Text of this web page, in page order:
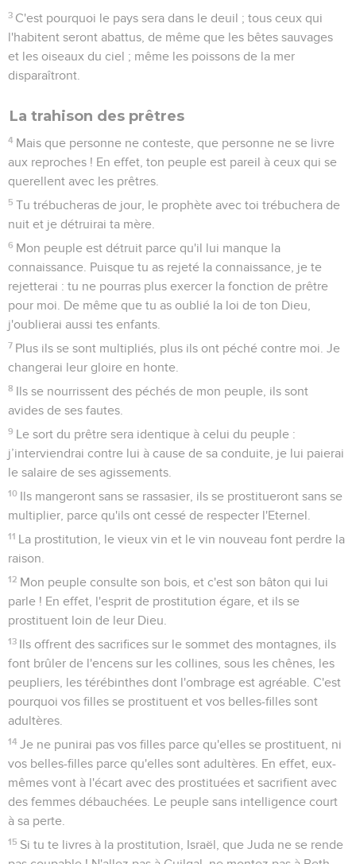
Osée 3
Mise à l'épreuve
L'Eternel m’a dit : « Va encore aimer une femme aimée d'un
amant et adultère ! Aime-la comme l'Eternel aime les
Israélites, alors qu’eux, ils se tournent vers d'autres dieux et
aiment les gâteaux de raisins. »
2 Je l'ai achetée pour 15 pièces d'argent et 330 litres d'orge.
Je lui ai dit : « Tu resteras longtemps à moi, sans te livrer à
la prostitution ni appartenir à aucun homme, et j'agirai de
même envers toi. »
chef, sans sacrifice, sans statue, sans éphod et sans
théraphim.
Après cela, les Israélites reviendront. Ils rechercheront
tremblant vers l'Eternel et vers sa bienveillance, dans
l’avenir.
Osée 4
Seuls les Évangiles sont disponibles en vidéo pour le moment.
Le procès de Dieu contre son peuple
1 Ecoutez la parole de l'Eternel, Israélites, car l'Eternel a un
procès avec les habitants du pays : il n'y a pas de vérité, pas
de bonté, pas de connaissance de Dieu dans le pays.
2 Il n'y a que parjures et mensonges, assassinats, vols et
adultères. On recourt à la violence, on commet meurtre sur
meurtre.
3 C'est pourquoi le pays sera dans le deuil ; tous ceux qui
l'habitent seront abattus, de même que les bêtes sauvages
et les oiseaux du ciel ; même les poissons de la mer
disparaîtront.
La trahison des prêtres